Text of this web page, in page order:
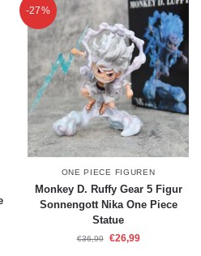
-27%
ONE PIECE FIGUREN
Monkey D. Ruffy Gear 5 Figur
Sonnengott Nika One Piece
Statue
€36,99 €26,99